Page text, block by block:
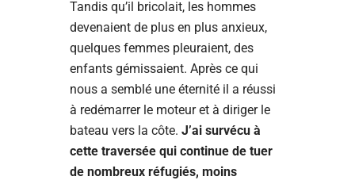
Tandis qu’il bricolait, les hommes
devenaient de plus en plus anxieux,
quelques femmes pleuraient, des
enfants gémissaient. Après ce qui
nous a semblé une éternité il a réussi
à redémarrer le moteur et à diriger le
bateau vers la côte. J’ai survécu à
cette traversée qui continue de tuer
de nombreux réfugiés, moins